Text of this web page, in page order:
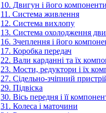
10. Двигун і його компоненти
11. Система живлення
12. Система вихлопу
13. Система охолодження
16. Зчеплення і його
17. Коробка передач
22. Вали карданні та їх
23. Мости, редуктори і їх
27. Сідельно-зчіпний
29. Підвіска
30. Вісь передня і її
31. Колеса і маточини